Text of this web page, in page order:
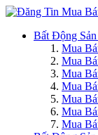
Bất Động Sản
Mua
Mua
Mua
Mua
Mua
Mua
Mua